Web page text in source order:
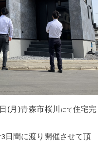
(月)青森市桜川 にて住宅完
日間に渡り開催させて頂